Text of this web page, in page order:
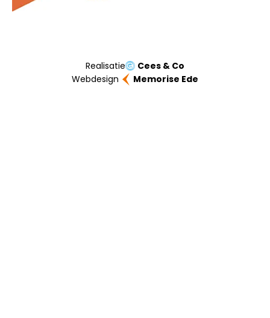
Realisatie
Cees & Co
Webdesign
Memorise Ede